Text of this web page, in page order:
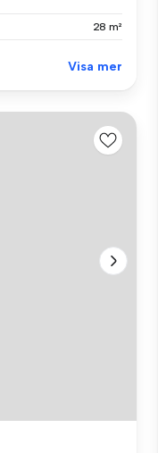
28 m²
Visa mer